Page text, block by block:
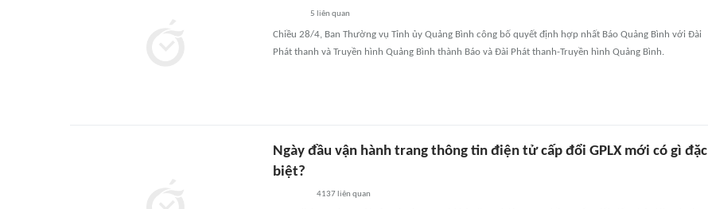
5 liên quan
Chiều 28/4, Ban Thường vụ Tỉnh ủy Quảng Bình công bố quyết định hợp nhất Báo Quảng Bình với Đài
Phát thanh và Truyền hình Quảng Bình thành Báo và Đài Phát thanh-Truyền hình Quảng Bình.
Ngày đầu vận hành trang thông tin điện tử cấp đổi GPLX mới có gì đặc
biệt?
4137liên quan